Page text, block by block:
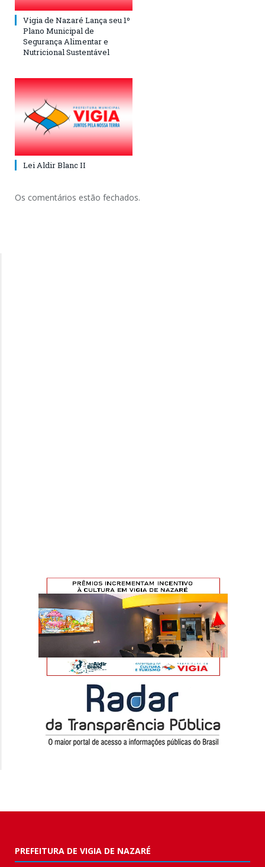
Vigia de Nazaré Lança seu 1º
Plano Municipal de
Segurança Alimentar e
Nutricional Sustentável
Lei Aldir Blanc II
Os comentários estão fechados.
PREFEITURA DE VIGIA DE NAZARÉ